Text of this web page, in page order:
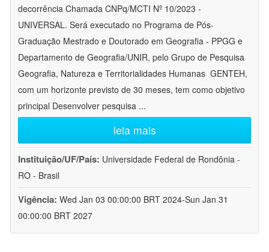
decorrência Chamada CNPq/MCTI Nº 10/2023 -
UNIVERSAL. Será executado no Programa de Pós-
Graduação Mestrado e Doutorado em Geografia - PPGG e
Departamento de Geografia/UNIR, pelo Grupo de Pesquisa
Geografia, Natureza e Territorialidades Humanas  GENTEH,
com um horizonte previsto de 30 meses, tem como objetivo
principal Desenvolver pesquisa ...
leia mais
Instituição/UF/País: Universidade Federal de Rondônia -
RO - Brasil
Vigência: Wed Jan 03 00:00:00 BRT 2024-Sun Jan 31
00:00:00 BRT 2027